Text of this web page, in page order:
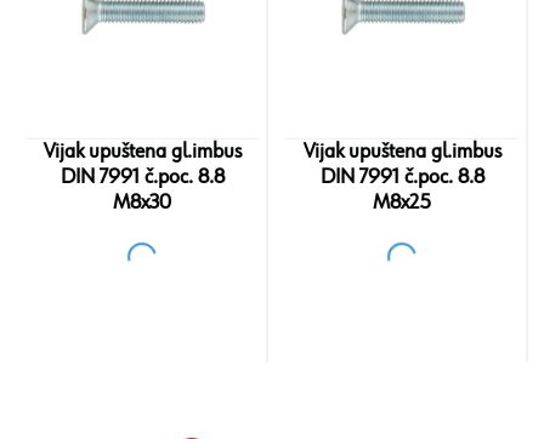
Vijak upuštena gl.imbus
DIN 7991 č.poc. 8.8
M8x30
Vijak upuštena gl.imbus
DIN 7991 č.poc. 8.8
M8x25